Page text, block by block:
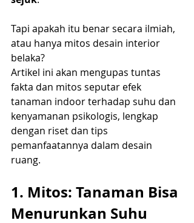
Tapi apakah itu benar secara ilmiah,
atau hanya mitos desain interior
belaka?
Artikel ini akan mengupas tuntas
fakta dan mitos seputar efek
tanaman indoor terhadap suhu dan
kenyamanan psikologis, lengkap
dengan riset dan tips
pemanfaatannya dalam desain
ruang.
1. Mitos: Tanaman Bisa
Menurunkan Suhu